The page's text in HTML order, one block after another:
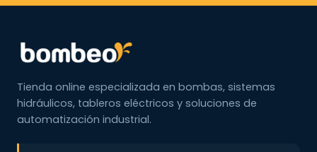
Tienda online especializada en bombas, sistemas
hidráulicos, tableros eléctricos y soluciones de
automatización industrial.